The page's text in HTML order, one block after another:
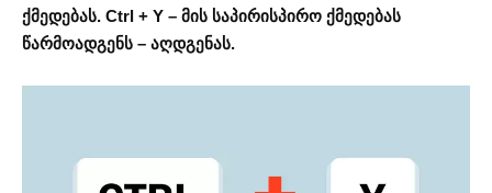
ქმედებას. Ctrl + Y – მის საპირისპირო ქმედებას
წარმოადგენს – აღდგენას.